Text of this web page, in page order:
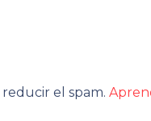
reducir el spam.